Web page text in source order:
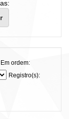
Em ordem:
Registro(s):